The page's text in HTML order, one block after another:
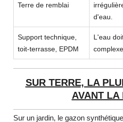
Terre de remblai
d'eau.
Support technique,
toit-terrasse, EPDM
L'eau
SUR TERRE, LA
AVANT LA
Sur un jardin, le gazon